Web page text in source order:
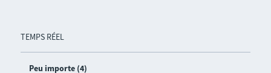
TEMPS RÉEL
Peu importe (4)